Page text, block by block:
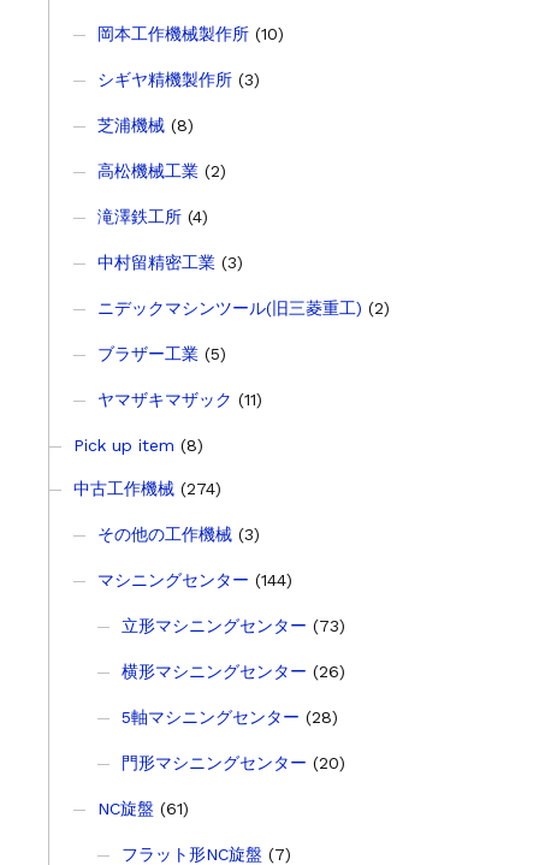
岡本工作機械製作所(10)
シギヤ精機製作所(3)
芝浦機械(8)
高松機械工業(2)
滝澤鉄工所(4)
中村留精密工業(3)
ニデックマシンツール(旧三菱重工) (2)
ブラザー工業(5)
ヤマザキマザック (11)
Pick up item (8)
中古工作機械(274)
その他の工作機械(3)
マシニングセンター (144)
立形マシニングセンター (73)
横形マシニングセンター (26)
5軸マシニングセンター (28)
門形マシニングセンター (20)
NC旋盤 (61)
フラット形NC旋盤 (7)